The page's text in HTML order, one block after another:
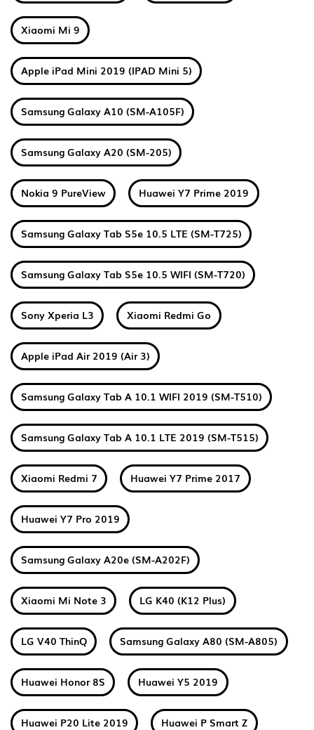
Xiaomi Mi 9
Apple iPad Mini 2019 (IPAD Mini 5)
Samsung Galaxy A10 (SM-A105F)
Samsung Galaxy A20 (SM-205)
Nokia 9 PureView Huawei Y7 Prime 2019
Samsung Galaxy Tab S5e 10.5 LTE (SM-T725)
Samsung Galaxy Tab S5e 10.5 WIFI (SM-T720)
Sony Xperia L3 Xiaomi Redmi Go
Apple iPad Air 2019 (Air 3)
Samsung Galaxy Tab A 10.1 WIFI 2019 (SM-T510)
Samsung Galaxy Tab A 10.1 LTE 2019 (SM-T515)
Xiaomi Redmi 7 Huawei Y7 Prime 2017
Huawei Y7 Pro 2019
Samsung Galaxy A20e (SM-A202F)
Xiaomi Mi Note 3 LG K40 (K12 Plus)
LG V40 ThinQ Samsung Galaxy A80 (SM-A805)
Huawei Honor 8S Huawei Y5 2019
Huawei P20 Lite 2019 Huawei P Smart Z